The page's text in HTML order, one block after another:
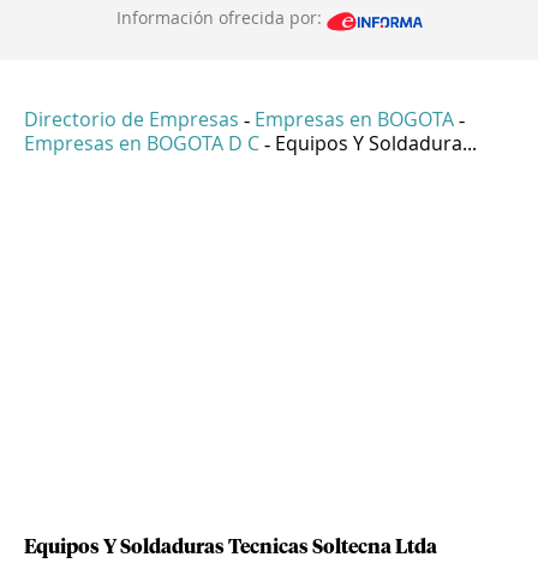
Información ofrecida por:
Directorio de Empresas - Empresas en BOGOTA -
Empresas en BOGOTA D C - Equipos Y Soldadura...
Equipos Y Soldaduras Tecnicas Soltecna Ltda